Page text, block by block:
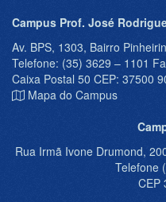
Campus Prof. José
Av. BPS, 1303, Bairro
Telefone: (35) 3629 – 1101
Caixa Postal 50 CEP: 37500
Mapa do Campus
Rua Irmã Ivone Drumond,
Telefone
CEP